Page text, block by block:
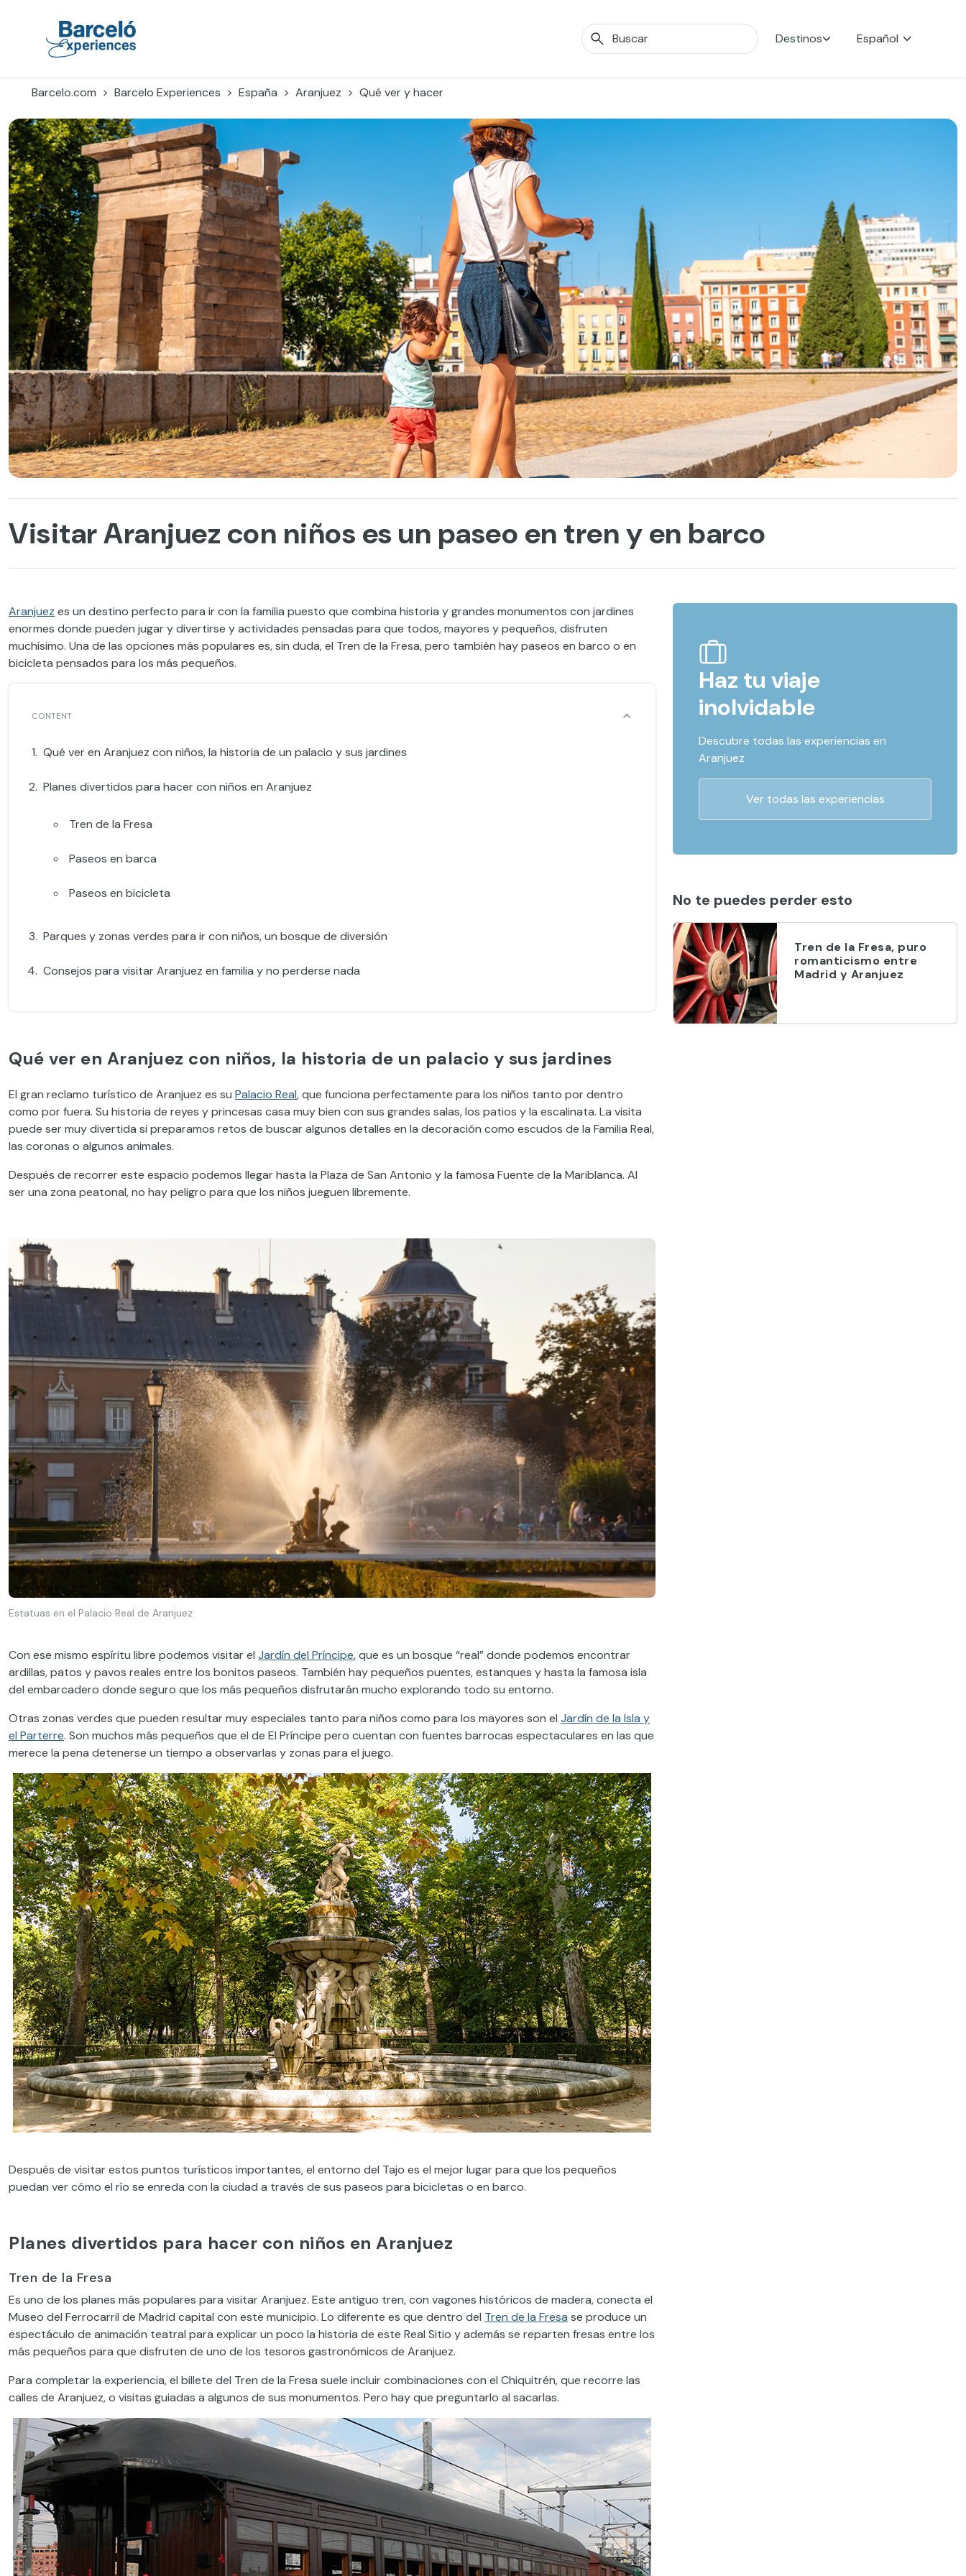
Destinos Español
Barcelo.com Barcelo Experiences España Aranjuez Qué ver y hacer
Visitar Aranjuez con niños es un paseo en tren y en barco
Aranjuez es un destino perfecto para ir con la familia puesto que combina historia y grandes monumentos con jardines
enormes donde pueden jugar y divertirse y actividades pensadas para que todos, mayores y pequeños, disfruten
muchísimo. Una de las opciones más populares es, sin duda, el Tren de la Fresa, pero también hay paseos en barco o en
bicicleta pensados para los más pequeños.
Qué ver en Aranjuez con niños, la historia de un palacio y sus jardines
Planes divertidos para hacer con niños en Aranjuez
Tren de la Fresa
Paseos en barca
Paseos en bicicleta
Parques y zonas verdes para ir con niños, un bosque de diversión
Consejos para visitar Aranjuez en familia y no perderse nada
Qué ver en Aranjuez con niños, la historia de un palacio y sus jardines
El gran reclamo turístico de Aranjuez es su Palacio Real, que funciona perfectamente para los niños tanto por dentro
como por fuera. Su historia de reyes y princesas casa muy bien con sus grandes salas, los patios y la escalinata. La visita
puede ser muy divertida si preparamos retos de buscar algunos detalles en la decoración como escudos de la Familia Real,
las coronas o algunos animales.
Después de recorrer este espacio podemos llegar hasta la Plaza de San Antonio y la famosa Fuente de la Mariblanca. Al
ser una zona peatonal, no hay peligro para que los niños jueguen libremente.
Estatuas en el Palacio Real de Aranjuez
Con ese mismo espíritu libre podemos visitar el Jardín del Príncipe, que es un bosque “real” donde podemos encontrar
ardillas, patos y pavos reales entre los bonitos paseos. También hay pequeños puentes, estanques y hasta la famosa isla
del embarcadero donde seguro que los más pequeños disfrutarán mucho explorando todo su entorno.
Otras zonas verdes que pueden resultar muy especiales tanto para niños como para los mayores son el Jardín de la Isla y
el Parterre. Son muchos más pequeños que el de El Príncipe pero cuentan con fuentes barrocas espectaculares en las que
merece la pena detenerse un tiempo a observarlas y zonas para el juego.
Después de visitar estos puntos turísticos importantes, el entorno del Tajo es el mejor lugar para que los pequeños
puedan ver cómo el río se enreda con la ciudad a través de sus paseos para bicicletas o en barco.
Planes divertidos para hacer con niños en Aranjuez
Tren de la Fresa
Es uno de los planes más populares para visitar Aranjuez. Este antiguo tren, con vagones históricos de madera, conecta el
Museo del Ferrocarril de Madrid capital con este municipio. Lo diferente es que dentro del Tren de la Fresa se produce un
espectáculo de animación teatral para explicar un poco la historia de este Real Sitio y además se reparten fresas entre los
más pequeños para que disfruten de uno de los tesoros gastronómicos de Aranjuez.
Para completar la experiencia, el billete del Tren de la Fresa suele incluir combinaciones con el Chiquitrén, que recorre las
calles de Aranjuez, o visitas guiadas a algunos de sus monumentos. Pero hay que preguntarlo al sacarlas.
Haz tu viaje
inolvidable
Descubre todas las experiencias en
Aranjuez
Ver todas las experiencias
No te puedes perder esto
Tren de la Fresa, puro
romanticismo entre
Madrid y Aranjuez